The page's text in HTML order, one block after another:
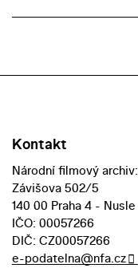
Kontakt
Národní filmový archiv:
Závišova 502/5
140 00 Praha 4 - Nusle
IČO: 00057266
DIČ: CZ00057266
e-podatelna@nfa.cz